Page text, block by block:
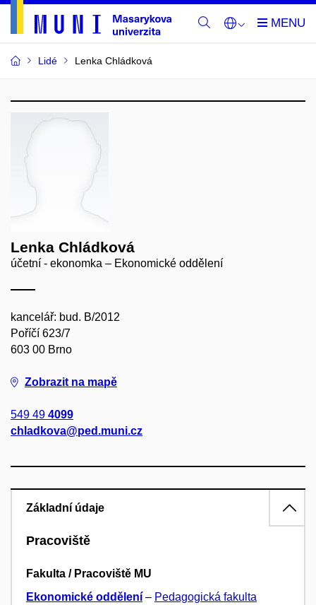
Lidé Lenka Chládková
Lenka Chládková
účetní - ekonomka – Ekonomické oddělení
kancelář: bud. B/2012
Poříčí 623/7
603 00 Brno
Zobrazit na mapě
549 49 4099
chladkova@ped.muni.cz
Základní údaje
Pracoviště
Fakulta / Pracoviště MU
Ekonomické oddělení – Pedagogická fakulta